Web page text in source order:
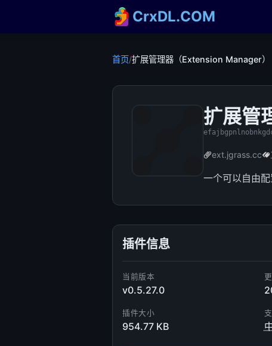
CrxDL.COM
首页/扩展管理器（Extension Manager）
扩展管
ext.jgrass.cc
一个可以自由
插件信息
当前版本
v0.5.27.0
插件大小
954.77 KB